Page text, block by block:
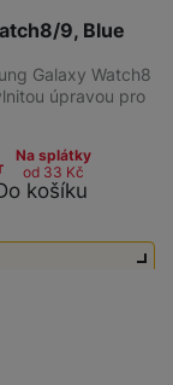
9, Blue
Galaxy Watch8
úpravou pro
Na splátky
od 33 Kč
košíku